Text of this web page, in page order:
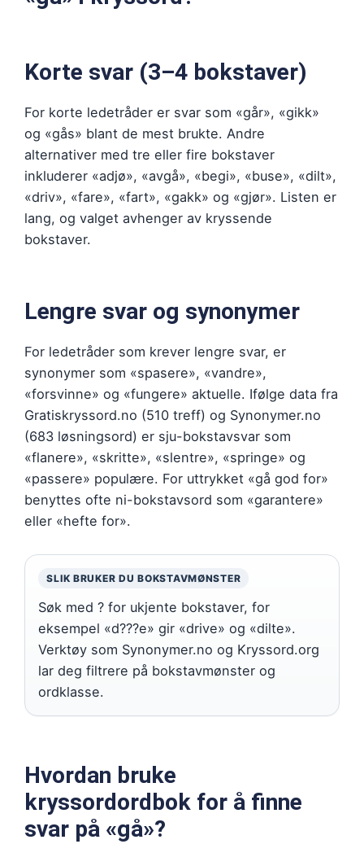
Korte svar (3–4 bokstaver)
For korte ledetråder er svar som «går», «gikk»
og «gås» blant de mest brukte. Andre
alternativer med tre eller fire bokstaver
inkluderer «adjø», «avgå», «begi», «buse», «dilt»,
«driv», «fare», «fart», «gakk» og «gjør». Listen er
lang, og valget avhenger av kryssende
bokstaver.
Lengre svar og synonymer
For ledetråder som krever lengre svar, er
synonymer som «spasere», «vandre»,
«forsvinne» og «fungere» aktuelle. Ifølge data fra
Gratiskryssord.no (510 treff) og Synonymer.no
(683 løsningsord) er sju-bokstavsvar som
«flanere», «skritte», «slentre», «springe» og
«passere» populære. For uttrykket «gå god for»
benyttes ofte ni-bokstavsord som «garantere»
eller «hefte for».
SLIK BRUKER DU BOKSTAVMØNSTER
Søk med ? for ukjente bokstaver, for
eksempel «d???e» gir «drive» og «dilte».
Verktøy som Synonymer.no og Kryssord.org
lar deg filtrere på bokstavmønster og
ordklasse.
Hvordan bruke
kryssordordbok for å finne
svar på «gå»?